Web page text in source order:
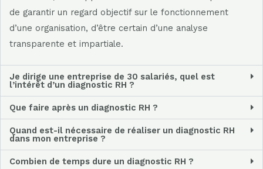
de garantir un regard objectif sur le fonctionnement
d’une organisation, d’être certain d’une analyse
transparente et impartiale.
Je dirige une entreprise de 30 salariés, quel est
l’intérêt d’un diagnostic RH ?
Que faire après un diagnostic RH ?
Quand est-il nécessaire de réaliser un diagnostic RH
dans mon entreprise ?
Combien de temps dure un diagnostic RH ?